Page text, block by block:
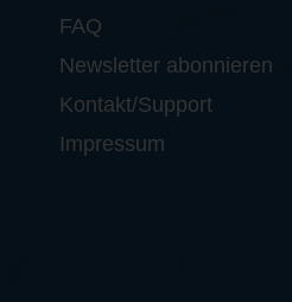
FAQ
Newsletter abonnieren
Kontakt/Support
Impressum